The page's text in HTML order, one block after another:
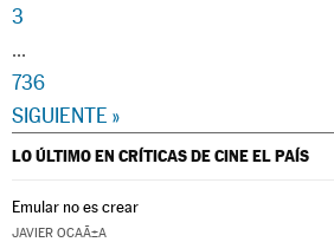
3
…
736
SIGUIENTE »
LO ÚLTIMO EN CRÍTICAS DE CINEEL PAÍS
Emular no es crear
JAVIER OCAÃ±A